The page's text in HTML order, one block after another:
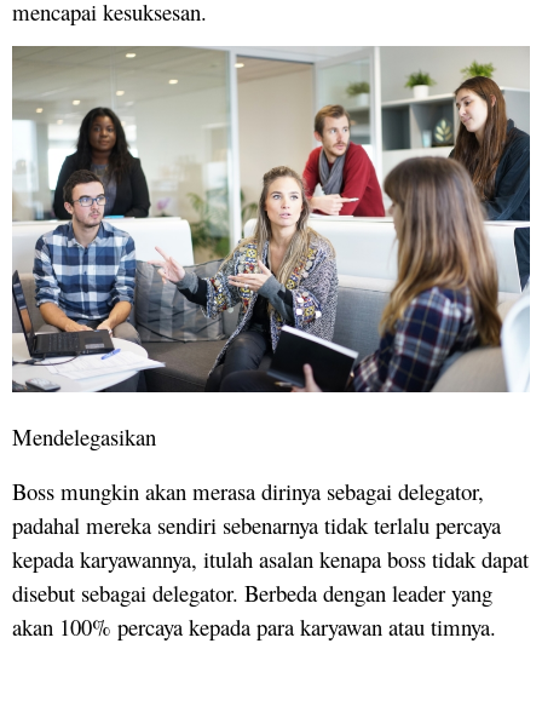
mencapai kesuksesan.
Mendelegasikan
Boss mungkin akan merasa dirinya sebagai delegator,
padahal mereka sendiri sebenarnya tidak terlalu percaya
kepada karyawannya, itulah asalan kenapa boss tidak dapat
disebut sebagai delegator. Berbeda dengan leader yang
akan 100% percaya kepada para karyawan atau timnya.